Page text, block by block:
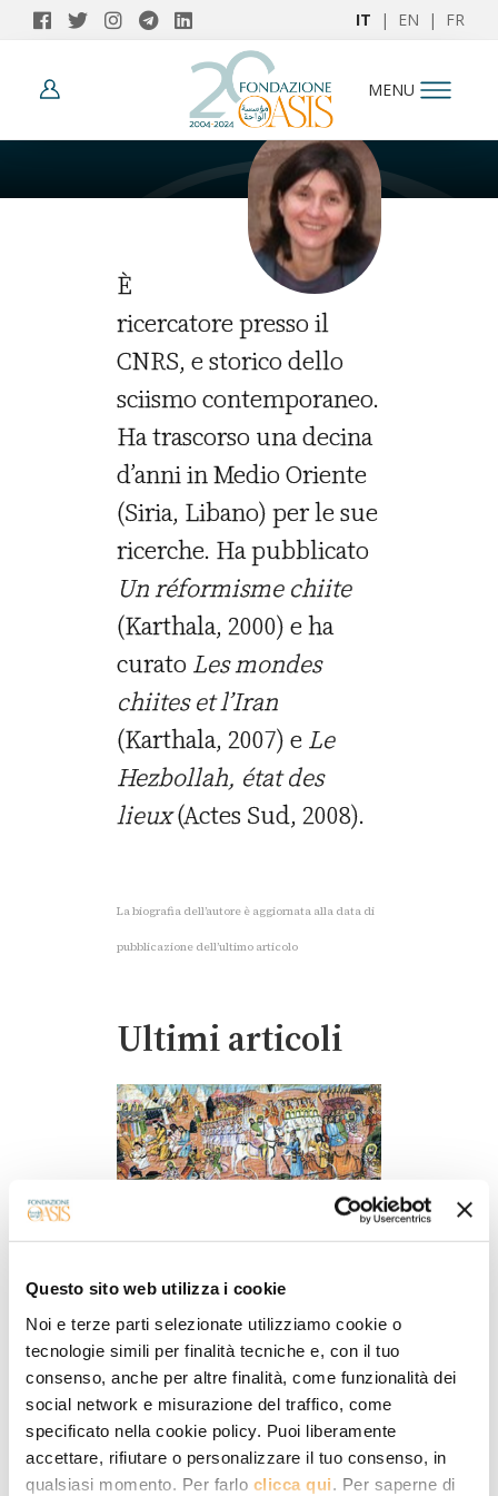
Questo sito web utilizza i cookie
Noi e terze parti selezionate utilizziamo cookie o
tecnologie simili per finalità tecniche e, con il tuo
consenso, anche per altre finalità, come funzionalità dei
social network e misurazione del traffico, come
specificato nella cookie policy. Puoi liberamente
accettare, rifiutare o personalizzare il tuo consenso, in
qualsiasi momento. Per farlo clicca qui . Per saperne di
IT | EN | FR
MENU
Sabrina Mervin
È
ricercatore presso il
CNRS, e storico dello
sciismo contemporaneo.
Ha trascorso una decina
d’anni in Medio Oriente
(Siria, Libano) per le sue
ricerche. Ha pubblicato
Un réformisme chiite
(Karthala, 2000) e ha
curato Les mondes
chiites et l’Iran
(Karthala, 2007) e Le
Hezbollah, état des
lieux(Actes Sud, 2008).
La biografia dell’autore è aggiornata alla data di
pubblicazione dell’ultimo articolo
Ultimi articoli
RELIGIONE E SOCIETÀ
Sunniti e sciiti:
divergenze dottrinali e
tensioni politiche
Gli eventi che hanno portato al